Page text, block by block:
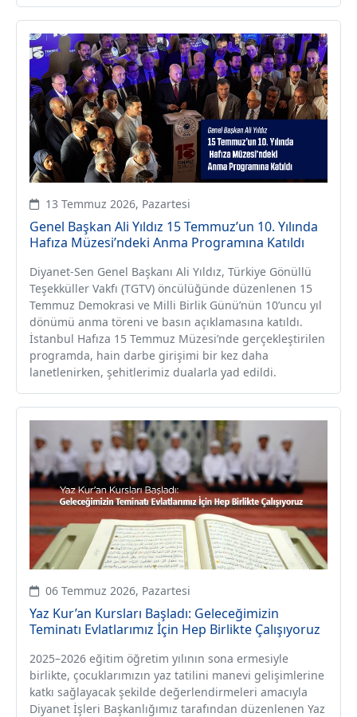
13 Temmuz 2026, Pazartesi
Genel Başkan Ali Yıldız 15 Temmuz’un 10. Yılında
Hafıza Müzesi’ndeki Anma Programına Katıldı
Diyanet-Sen Genel Başkanı Ali Yıldız, Türkiye Gönüllü
Teşekküller Vakfı (TGTV) öncülüğünde düzenlenen 15
Temmuz Demokrasi ve Milli Birlik Günü’nün 10’uncu yıl
dönümü anma töreni ve basın açıklamasına katıldı.
İstanbul Hafıza 15 Temmuz Müzesi’nde gerçekleştirilen
programda, hain darbe girişimi bir kez daha
lanetlenirken, şehitlerimiz dualarla yad edildi.
06 Temmuz 2026, Pazartesi
Yaz Kur’an Kursları Başladı: Geleceğimizin
Teminatı Evlatlarımız İçin Hep Birlikte Çalışıyoruz
2025–2026 eğitim öğretim yılının sona ermesiyle
birlikte, çocuklarımızın yaz tatilini manevi gelişimlerine
katkı sağlayacak şekilde değerlendirmeleri amacıyla
Diyanet İşleri Başkanlığımız tarafından düzenlenen Yaz